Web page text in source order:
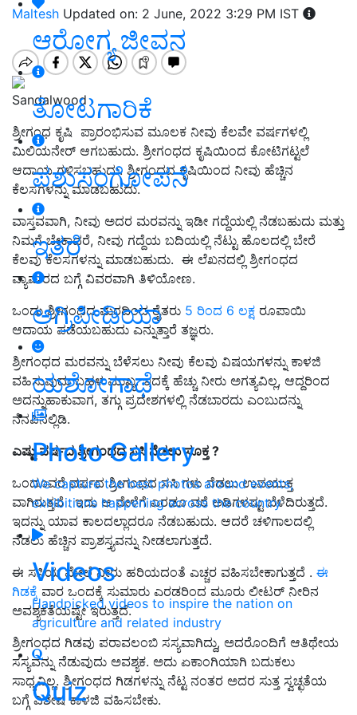
ಆರೋಗ್ಯ ಜೀವನ
ತೋಟಗಾರಿಕೆ
ಪಶುಸಂಗೋಪನೆ
ಇತರೆ
ಅಗ್ರಿಪೀಡಿಯಾ
ಯಶೋಗಾಥೆ
Photo Gallery
We capture the best photos around events,
exhibitions happening across the country
Videos
Handpicked videos to inspire the nation on
agriculture and related industry
Quiz
Maltesh Updated on: 2 June, 2022 3:29 PM IST
Sandalwood
ಶ್ರೀಗಂಧ ಕೃಷಿ ಪ್ರಾರಂಭಿಸುವ ಮೂಲಕ ನೀವು ಕೆಲವೇ ವರ್ಷಗಳಲ್ಲಿ
ಮಿಲಿಯನೇರ್ ಆಗಬಹುದು. ಶ್ರೀಗಂಧದ ಕೃಷಿಯಿಂದ ಕೋಟಿಗಟ್ಟಲೆ
ಆದಾಯ ಗಳಿಸಬಹುದು. ಶ್ರೀಗಂಧದ ಕೃಷಿಯಿಂದ ನೀವು ಹೆಚ್ಚಿನ
ಕೆಲಸಗಳನ್ನು ಮಾಡಬಹುದು.
ವಾಸ್ತವವಾಗಿ, ನೀವು ಅದರ ಮರವನ್ನು ಇಡೀ ಗದ್ದೆಯಲ್ಲಿ ನೆಡಬಹುದು ಮತ್ತು
ನಿಮಗೆ ಬೇಕಾದರೆ, ನೀವು ಗದ್ದೆಯ ಬದಿಯಲ್ಲಿ ನೆಟ್ಟು ಹೊಲದಲ್ಲಿ ಬೇರೆ
ಕೆಲವು ಕೆಲಸಗಳನ್ನು ಮಾಡಬಹುದು. ಈ ಲೆಖನದಲ್ಲಿ ಶ್ರೀಗಂಧದ
ವ್ಯಾಪಾರದ ಬಗ್ಗೆ ವಿವರವಾಗಿ ತಿಳಿಯೋಣ.
ಒಂದು ಶ್ರೀಗಂಧದ ಮರದಿಂದ ರೈತರು 5 ರಿಂದ 6 ಲಕ್ಷ ರೂಪಾಯಿ
ಆದಾಯ ಪಡೆಯಬಹುದು ಎನ್ನುತ್ತಾರೆ ತಜ್ಞರು.
ಶ್ರೀಗಂಧದ ಮರವನ್ನು ಬೆಳೆಸಲು ನೀವು ಕೆಲವು ವಿಷಯಗಳನ್ನು ಕಾಳಜಿ
ವಹಿಸುವುದು ಬಹಳ ಮುಖ್ಯ. ಇದಕ್ಕೆ ಹೆಚ್ಚು ನೀರು ಅಗತ್ಯವಿಲ್ಲ, ಆದ್ದರಿಂದ
ಅದನ್ನುಹಾಕುವಾಗ, ತಗ್ಗು ಪ್ರದೇಶಗಳಲ್ಲಿ ನೆಡಬಾರದು ಎಂಬುದನ್ನು
ನೆನಪಿನಲ್ಲಿಡಿ.
ಎಷ್ಟು ವರ್ಷದ ಶ್ರೀಗಂಧದ ಸಸಿ ನೆಡಲು ಸೂಕ್ತ ?
ಒಂದೂವರೆ ವರ್ಷದ ಶ್ರೀಗಂಧದ ಸಸಿ ಗಳು ನೆಡಲು ಉಪಯುಕ್ತ
ವಾಗಿರುತ್ತವೆ . ಇದು ಆ ವೇಳೆಗೆ ಎರಡೂ ವರೆ ಅಡಿಗಳಷ್ಟು ಬೆಳೆದಿರುತ್ತದೆ.
ಇದನ್ನು ಯಾವ ಕಾಲದಲ್ಲಾದರೂ ನೆಡಬಹುದು. ಆದರೆ ಚಳಿಗಾಲದಲ್ಲಿ
ನೆಡಲು ಹೆಚ್ಚಿನ ಪ್ರಾಶಸ್ತ್ಯವನ್ನು ನೀಡಲಾಗುತ್ತದೆ.
ಈ ಸಸಿಯ ಮೇಲೆ ನೀರು ಹರಿಯದಂತೆ ಎಚ್ಚರ ವಹಿಸಬೇಕಾಗುತ್ತದೆ . ಈ
ಗಿಡಕ್ಕೆ ವಾರ ಒಂದಕ್ಕೆ ಸುಮಾರು ಎರಡರಿಂದ ಮೂರು ಲೀಟರ್ ನೀರಿನ
ಅವಶ್ಯಕತೆಯಷ್ಟೇ ಇರುತ್ತದೆ.
ಶ್ರೀಗಂಧದ ಗಿಡವು ಪರಾವಲಂಬಿ ಸಸ್ಯವಾಗಿದ್ದು, ಅದರೊಂದಿಗೆ ಆತಿಥೇಯ
ಸಸ್ಯವನ್ನು ನೆಡುವುದು ಅವಶ್ಯಕ. ಅದು ಏಕಾಂಗಿಯಾಗಿ ಬದುಕಲು
ಸಾಧ್ಯವಿಲ್ಲ. ಶ್ರೀಗಂಧದ ಗಿಡಗಳನ್ನು ನೆಟ್ಟ ನಂತರ ಅದರ ಸುತ್ತ ಸ್ವಚ್ಛತೆಯ
ಬಗ್ಗೆ ವಿಶೇಷ ಕಾಳಜಿ ವಹಿಸಬೇಕು.